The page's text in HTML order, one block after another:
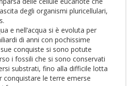
degli organismi pluricellulari,
e nell’acqua si è evoluta per
di anni con pochissime
conquiste si sono potute
i fossili che si sono conservati
substrati, fino alla difficile lotta
conquistare le terre emerse